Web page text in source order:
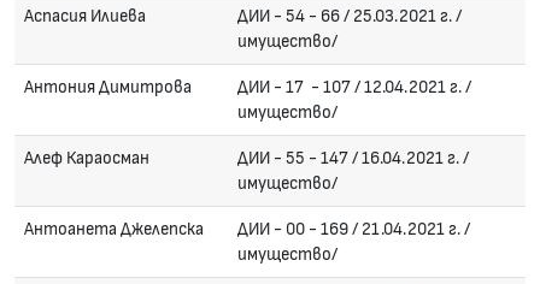
Аспасия Илиева
ДИИ - 54 - 66 / 25.03.2021 г. /
имущество/
Антония Димитрова
ДИИ - 17 - 107 / 12.04.2021 г. /
имущество/
Алеф Караосман
ДИИ - 55 - 147 / 16.04.2021 г. /
имущество/
Антоанета Джелепска
ДИИ - 00 - 169 / 21.04.2021 г. /
имущество/